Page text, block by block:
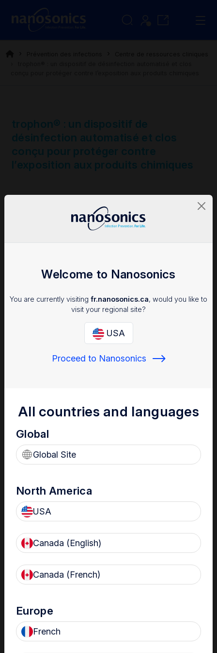
trophon® : un dispositif de
désinfection automatisé et clos
conçu pour protéger contre
l’exposition aux produits chimiques
Résumé critique
Le dispositif trophon maximise la sécurité du personnel et
Le désinfectant trophon est contenu dans une cartouche
percée uniquement une fois qu’elle a été correctement
insérée et scellée à l’intérieur du dispositif trophon.
Welcome to Nanosonics
You are currently visiting fr.nanosonics.ca, would you like to
visit your regional site?
USA
Proceed to Nanosonics
All countries and languages
Global
Global Site
North America
USA
Canada (English)
Canada (French)
Europe
French